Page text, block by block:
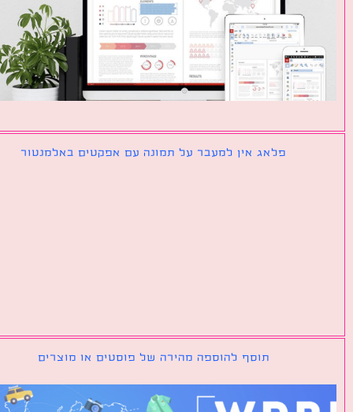
פלאג אין למעבר על תמונה עם אפקטים באלמנטור
תוסף להוספה מהירה של פוסטים או מוצרים